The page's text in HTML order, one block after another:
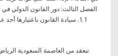
1.1. سيادة القانون باعتبارها
تنعقد من العاصمة السعودية